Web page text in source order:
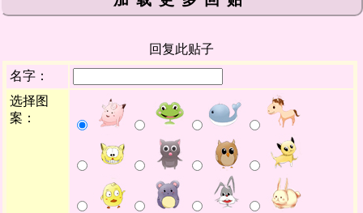
回复此贴子
名字：
选择图
案：